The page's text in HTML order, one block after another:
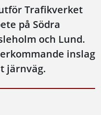
Trafikverket
på Södra
och Lund.
inslag
järnväg.